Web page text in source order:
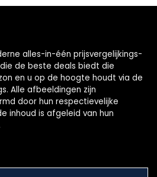
alles-in-één prijsvergelijkings-
de beste deals biedt die
en u op de hoogte houdt via de
Alle afbeeldingen zijn
door hun respectievelijke
inhoud is afgeleid van hun